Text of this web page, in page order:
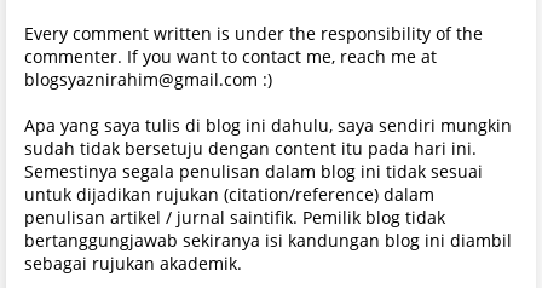
Every comment written is under the responsibility of the
commenter. If you want to contact me, reach me at
blogsyaznirahim@gmail.com :)
Apa yang saya tulis di blog ini dahulu, saya sendiri mungkin
sudah tidak bersetuju dengan content itu pada hari ini.
Semestinya segala penulisan dalam blog ini tidak sesuai
untuk dijadikan rujukan (citation/reference) dalam
penulisan artikel / jurnal saintifik. Pemilik blog tidak
bertanggungjawab sekiranya isi kandungan blog ini diambil
sebagai rujukan akademik.